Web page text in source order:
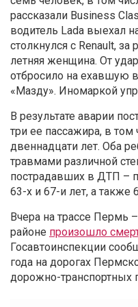
рассказали Business
водитель Lada выехал
столкнулся с Renault,
летняя женщина. От
отбросило на ехавшую
«Мазду». Иномаркой
В результате аварии
три ее пассажира, в том
двеннадцати лет. Оба
травмами различной
пострадавших в ДТП –
63-х и 67-и лет, а также
Вчера на трассе Пермь
районе произошло
Госавтоинспекции
года на дорогах
дорожно-транспортных